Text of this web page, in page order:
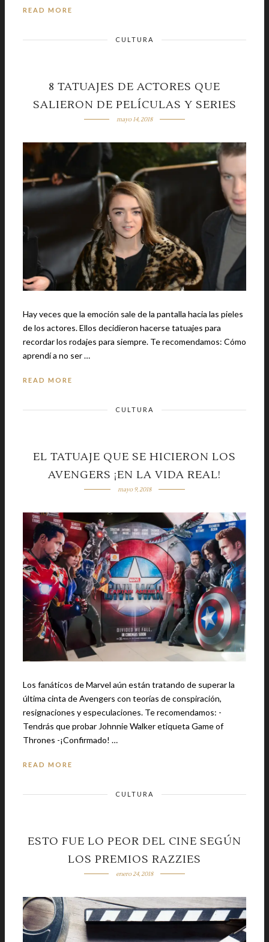
READ MORE
CULTURA
8 TATUAJES DE ACTORES QUE
SALIERON DE PELÍCULAS Y SERIES
mayo 14, 2018
Hay veces que la emoción sale de la pantalla hacia las pieles
de los actores. Ellos decidieron hacerse tatuajes para
recordar los rodajes para siempre. Te recomendamos: Cómo
aprendí a no ser …
READ MORE
CULTURA
EL TATUAJE QUE SE HICIERON LOS
AVENGERS ¡EN LA VIDA REAL!
mayo 9, 2018
Los fanáticos de Marvel aún están tratando de superar la
última cinta de Avengers con teorías de conspiración,
resignaciones y especulaciones. Te recomendamos: -
Tendrás que probar Johnnie Walker etiqueta Game of
Thrones -¡Confirmado! …
READ MORE
CULTURA
ESTO FUE LO PEOR DEL CINE SEGÚN
LOS PREMIOS RAZZIES
enero 24, 2018